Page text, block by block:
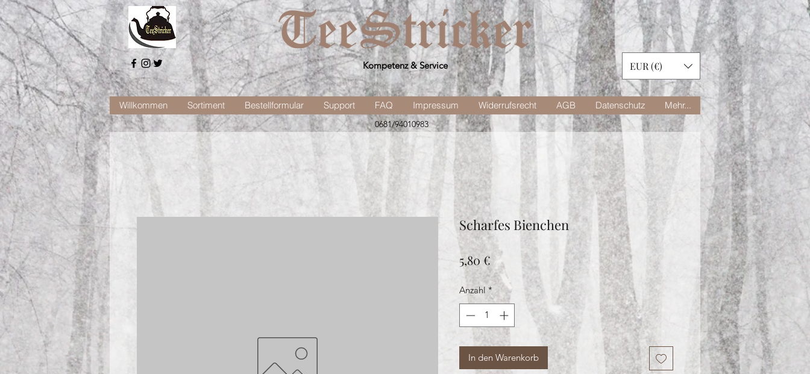
Kompetenz & Service EUR (€)
Willkommen Sortiment Bestellformular Support FAQ Impressum Widerrufsrecht AGB Datenschutz Mehr...
0681/94010983
Scharfes Bienchen
5,80 €Preis
Anzahl *
In den Warenkorb